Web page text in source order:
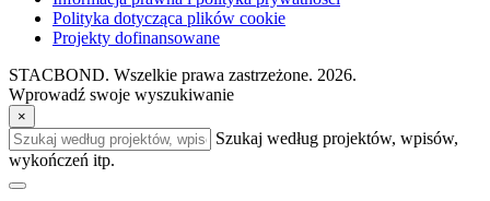
Polityka dotycząca plików cookie
Projekty dofinansowane
STACBOND. Wszelkie prawa zastrzeżone. 2026.
Wprowadź swoje wyszukiwanie
×
Szukaj według projektów, wpisów,
wykończeń itp.